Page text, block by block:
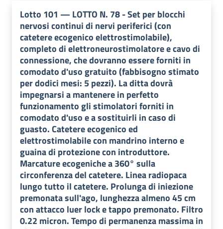
Lotto 101 — LOTTO N. 78 - Set per blocchi
nervosi continui di nervi periferici (con
catetere ecogenico elettrostimolabile),
completo di elettroneurostimolatore e cavo di
connessione, che dovranno essere forniti in
comodato d'uso gratuito (fabbisogno stimato
per dodici mesi: 5 pezzi). La ditta dovrà
impegnarsi a mantenere in perfetto
funzionamento gli stimolatori forniti in
comodato d'uso e a sostituirli in caso di
guasto. Catetere ecogenico ed
elettrostimolabile con mandrino interno e
guaina di protezione con introduttore.
Marcature ecogeniche a 360° sulla
circonferenza del catetere. Linea radiopaca
lungo tutto il catetere. Prolunga di iniezione
premonata sull'ago, lunghezza almeno 45 cm
con attacco luer lock e tappo premonato. Filtro
0.22 micron. Tempo di permanenza massima in